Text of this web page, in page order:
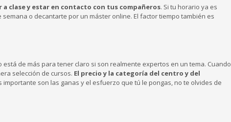
clase y estar en contacto con tus compañeros. Si tu horario ya es
o decantarte por un máster online. El factor tiempo también es
de más para tener claro si son realmente expertos en un tema. Cuando
selección de cursos. El precio y la categoría del centro y del
importante son las ganas y el esfuerzo que tú le pongas, no te olvides de